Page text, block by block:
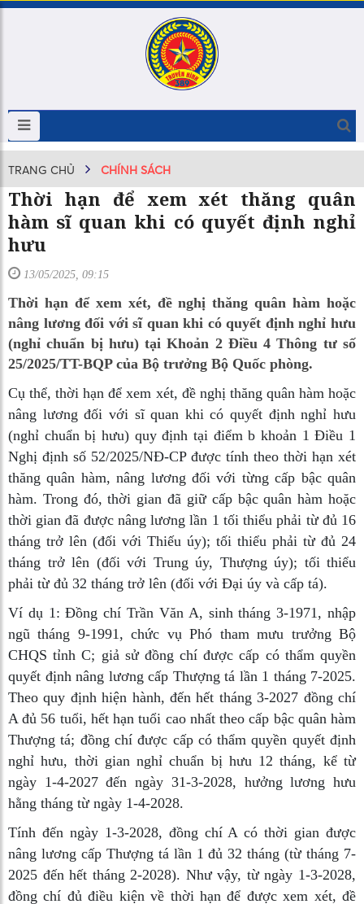
TRANG CHỦ CHÍNH SÁCH
Thời hạn để xem xét thăng quân
hàm sĩ quan khi có quyết định nghỉ
hưu
13/05/2025, 09:15
Thời hạn để xem xét, đề nghị thăng quân hàm hoặc
nâng lương đối với sĩ quan khi có quyết định nghỉ hưu
(nghỉ chuẩn bị hưu) tại Khoản 2 Điều 4 Thông tư số
25/2025/TT-BQP của Bộ trưởng Bộ Quốc phòng.
Cụ thể, thời hạn để xem xét, đề nghị thăng quân hàm hoặc
nâng lương đối với sĩ quan khi có quyết định nghỉ hưu
(nghỉ chuẩn bị hưu) quy định tại điểm b khoản 1 Điều 1
Nghị định số 52/2025/NĐ-CP được tính theo thời hạn xét
thăng quân hàm, nâng lương đối với từng cấp bậc quân
hàm. Trong đó, thời gian đã giữ cấp bậc quân hàm hoặc
thời gian đã được nâng lương lần 1 tối thiểu phải từ đủ 16
tháng trở lên (đối với Thiếu úy); tối thiểu phải từ đủ 24
tháng trở lên (đối với Trung úy, Thượng úy); tối thiểu
phải từ đủ 32 tháng trở lên (đối với Đại úy và cấp tá).
Ví dụ 1: Đồng chí Trần Văn A, sinh tháng 3-1971, nhập
ngũ tháng 9-1991, chức vụ Phó tham mưu trưởng Bộ
CHQS tỉnh C; giả sử đồng chí được cấp có thẩm quyền
quyết định nâng lương cấp Thượng tá lần 1 tháng 7-2025.
Theo quy định hiện hành, đến hết tháng 3-2027 đồng chí
A đủ 56 tuổi, hết hạn tuổi cao nhất theo cấp bậc quân hàm
Thượng tá; đồng chí được cấp có thẩm quyền quyết định
nghỉ hưu, thời gian nghỉ chuẩn bị hưu 12 tháng, kể từ
ngày 1-4-2027 đến ngày 31-3-2028, hưởng lương hưu
hằng tháng từ ngày 1-4-2028.
Tính đến ngày 1-3-2028, đồng chí A có thời gian được
nâng lương cấp Thượng tá lần 1 đủ 32 tháng (từ tháng 7-
2025 đến hết tháng 2-2028). Như vậy, từ ngày 1-3-2028,
đồng chí đủ điều kiện về thời hạn để được xem xét, đề